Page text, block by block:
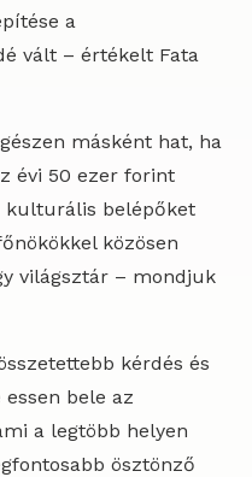
a
vált – értékelt Fata
másként hat, ha
évi 50 ezer forint
kulturális belépőket
közösen
világsztár – mondjuk
kérdés és
bele az
a legtöbb helyen
ösztönző